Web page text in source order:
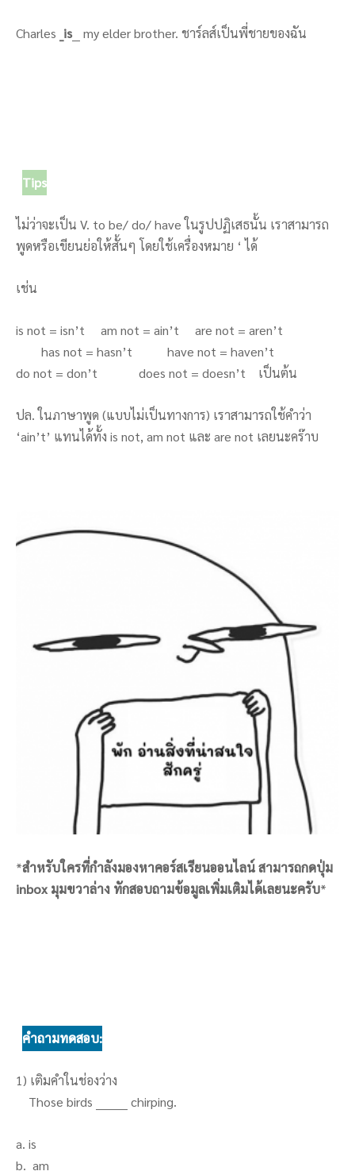
Charles _is__ my elder brother. ชาร์ลส์เป็นพี่ชายของฉัน
Tips
ไม่ว่าจะเป็น V. to be/ do/ have ในรูปปฏิเสธนั้น เราสามารถ
พูดหรือเขียนย่อให้สั้นๆ โดยใช้เครื่องหมาย ‘ ได้
เช่น
is not = isn’t am not = ain’t are not = aren’t
has not = hasn’t have not = haven’t
do not = don’t does not = doesn’t เป็นต้น
ปล. ในภาษาพูด (แบบไม่เป็นทางการ) เราสามารถใช้คำว่า
‘ain’t’ แทนได้ทั้ง is not, am not และ are not เลยนะคร๊าบ
*สำหรับใครที่กำลังมองหาคอร์สเรียนออนไลน์ สามารถกดปุ่ม
inbox มุมขวาล่าง ทักสอบถามข้อมูลเพิ่มเติมได้เลยนะครับ*
คำถามทดสอบ:
1) เติมคำในช่องว่าง
Those birds ________ chirping.
a. is
b. am